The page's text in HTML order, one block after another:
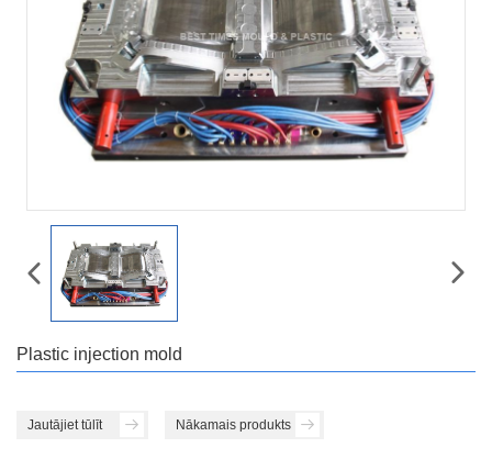
Plastic injection mold
Jautājiet tūlīt Nākamais produkts